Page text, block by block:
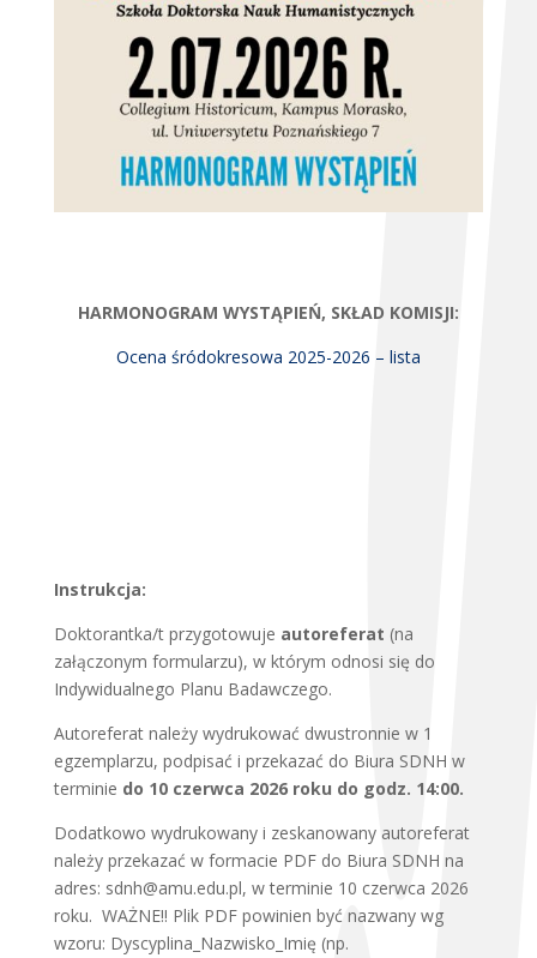
HARMONOGRAM WYSTĄPIEŃ, SKŁAD KOMISJI:
Ocena śródokresowa 2025-2026 – lista
Instrukcja:
Doktorantka/t przygotowuje autoreferat (na
załączonym formularzu), w którym odnosi się do
Indywidualnego Planu Badawczego.
Autoreferat należy wydrukować dwustronnie w 1
egzemplarzu, podpisać i przekazać do Biura SDNH w
terminie do 10 czerwca 2026 roku do godz. 14:00.
Dodatkowo wydrukowany i zeskanowany autoreferat
należy przekazać w formacie PDF do Biura SDNH na
adres: sdnh@amu.edu.pl, w terminie 10 czerwca 2026
roku. WAŻNE!! Plik PDF powinien być nazwany wg
wzoru: Dyscyplina_Nazwisko_Imię (np.